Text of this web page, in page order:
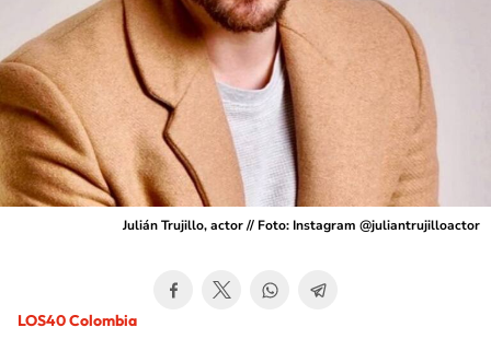
Julián Trujillo, actor // Foto: Instagram @juliantrujilloactor
LOS40 Colombia